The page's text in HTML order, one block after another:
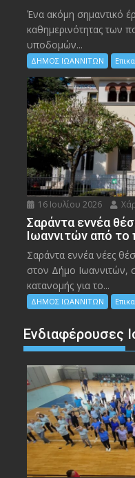
Ένα ακόμη σημαντικό
καθημερινότητας των
υποδομών...
ΔΗΜΟΣ ΙΩΑΝΝΙΤΩΝ
16 Ιουλίου 2026
Σαράντα εννέα
Ιωαννιτών από το
Σαράντα εννέα νέες
στον Δήμο Ιωαννιτών,
κατανομής για το...
ΔΗΜΟΣ ΙΩΑΝΝΙΤΩΝ
Ενδιαφέρουσες